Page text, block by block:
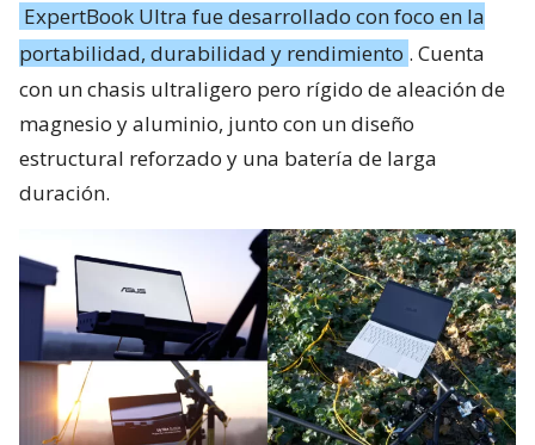
ExpertBook Ultra fue desarrollado con foco en la
portabilidad, durabilidad y rendimiento . Cuenta
con un chasis ultraligero pero rígido de aleación de
magnesio y aluminio, junto con un diseño
estructural reforzado y una batería de larga
duración.